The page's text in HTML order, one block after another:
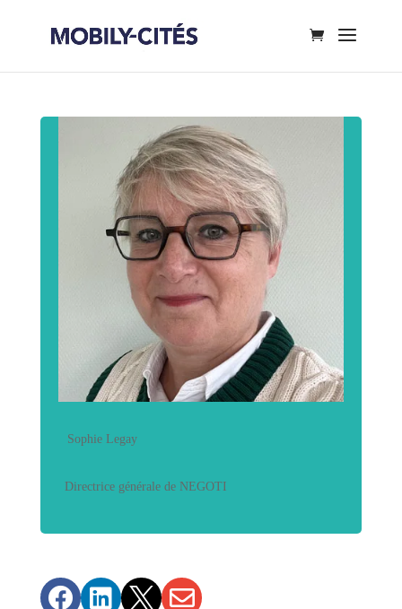
Sophie Legay
Directrice générale de NEGOTI
   